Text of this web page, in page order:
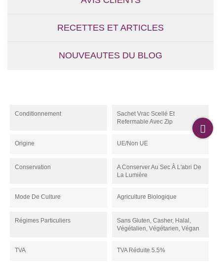
RECETTES ET ARTICLES
NOUVEAUTES DU BLOG
Conditionnement
Sachet Vrac Scellé Et
Refermable Avec Zip
Origine UE/non UE
Conservation
A Conserver Au Sec À L'abri De
La Lumière
Mode De Culture Agriculture Biologique
Régimes Particuliers
Sans Gluten, Casher, Halal,
Végétalien, Végétarien, Végan
TVA TVA Réduite 5.5%